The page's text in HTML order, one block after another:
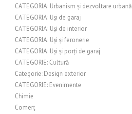
CATEGORIA: Urbanism și dezvoltare urbană
CATEGORIA: Uși de garaj
CATEGORIA: Uși de interior
CATEGORIA: Uși și feronerie
CATEGORIA: Uși și porți de garaj
CATEGORIE: Cultură
Categorie: Design exterior
CATEGORIE: Evenimente
Chimie
Comerț